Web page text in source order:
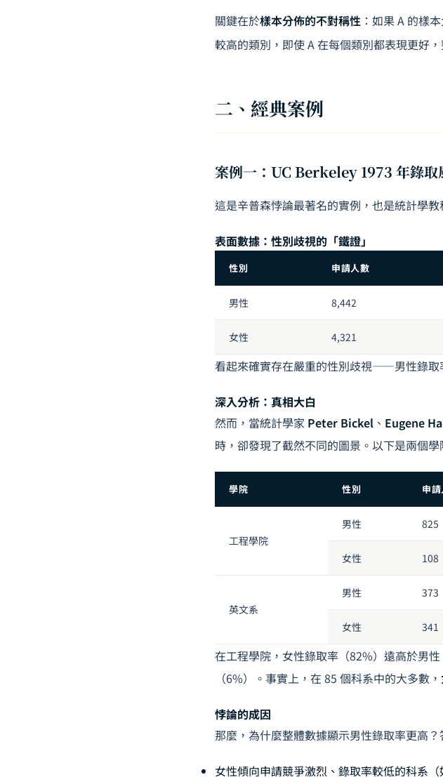
關鍵在於樣本分佈的不對稱性 ：如果 A 的樣
較高的類別，即使 A 在每個類別都表現更好
二、經典案例
案例一：UC Berkeley 1973 年錄取
這是辛普森悖論最著名的實例，也是統計學教
表面數據：性別歧視的「鐵證」
性別 申請人數
男性 8,442
女性 4,321
看起來確實存在嚴重的性別歧視——男性錄取
深入分析：真相大白
然而，當統計學家 Peter Bickel 、 Eugene
時，卻發現了截然不同的圖景。以下是兩個學
學院 性別 申
工程學院
男性 825
女性 108
英文系
男性 373
女性 341
在工程學院，女性錄取率（82%）遠高於男
（6%）。事實上，在 85 個科系中的大多數，
悖論的成因
那麼，為什麼整體數據顯示男性錄取率更高
女性傾向申請競爭激烈、錄取率較低的科系（